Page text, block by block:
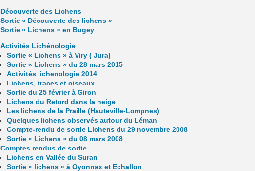
Découverte des Lichens
Sortie « Découverte des lichens »
Sortie « Lichens » en Bugey
Activités Lichénologie
Sortie « Lichens » à Viry ( Jura)
Sortie « Lichens » du 28 mars 2015
Activités lichenologie 2014
Lichens, traces et oiseaux
Sortie du 25 février à Giron
Lichens du Retord dans la neige
Les lichens de la Praille (Hauteville-Lompnes)
Quelques lichens observés autour du Léman
Compte-rendu de sortie Lichens du 29 novembre 2008
Sortie « Lichens » du 08 mars 2008
Comptes rendus de sortie
Lichens en Vallée du Suran
Sortie « lichens » à Oyonnax et Echallon